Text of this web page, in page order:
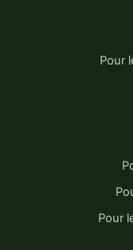
Spécialiste dePour
Pour